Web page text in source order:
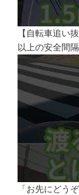
【自転車追い
以上の安全間
「お先にどう